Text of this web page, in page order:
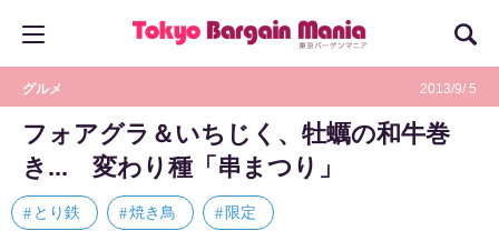
グルメ 2013/9/ 5
フォアグラ＆いちじく、牡蠣の和牛巻
き... 変わり種「串まつり」
とり鉄 焼き鳥 限定